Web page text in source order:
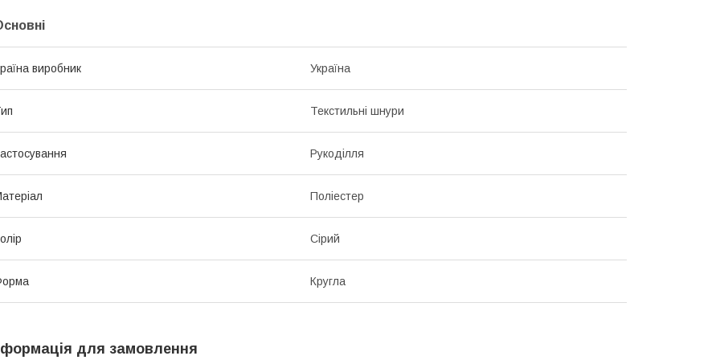
виробник Україна
Текстильні шнури
Рукоділля
Поліестер
Сірий
Кругла
для замовлення